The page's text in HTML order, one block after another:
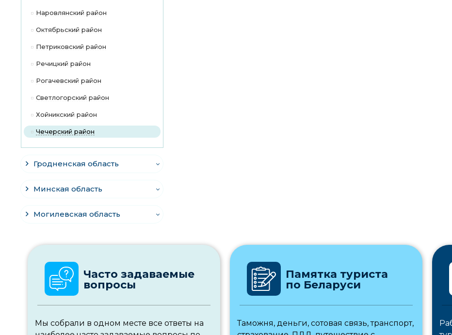
Наровлянский район
Октябрьский район
Петриковский район
Речицкий район
Рогачевский район
Светлогорский район
Хойникский район
Чечерский район
Гродненская область
Минская область
Могилевская область
Часто задаваемые
вопросы
Мы собрали в одном месте все ответы на
Памятка туриста
по Беларуси
Таможня, деньги, сотовая связь, транспорт,